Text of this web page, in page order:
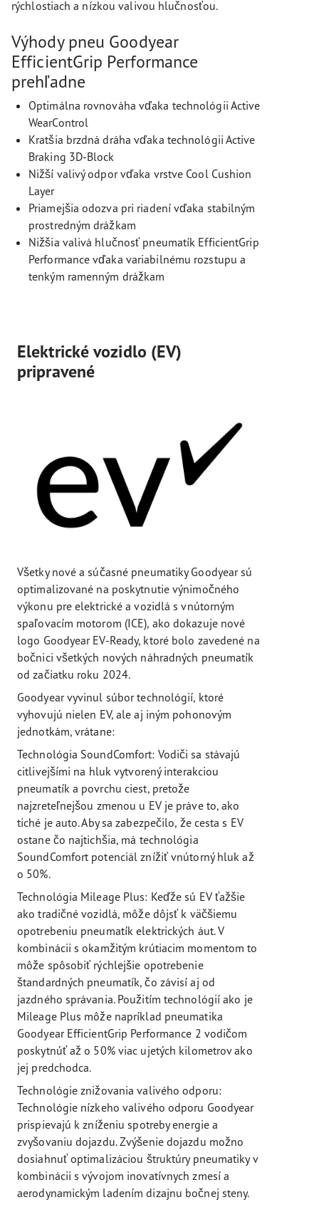
rýchlostiach a nízkou valivou hlučnosťou.
Výhody pneu Goodyear
EfficientGrip Performance
prehľadne
Optimálna rovnováha vďaka technológii Active
WearControl
Kratšia brzdná dráha vďaka technológii Active
Braking 3D-Block
Nižší valivý odpor vďaka vrstve Cool Cushion
Layer
Priamejšia odozva pri riadení vďaka stabilným
prostredným drážkam
Nižšia valivá hlučnosť pneumatík EfficientGrip
Performance vďaka variabilnému rozstupu a
tenkým ramenným drážkam
Elektrické vozidlo (EV)
pripravené
Všetky nové a súčasné pneumatiky Goodyear sú
optimalizované na poskytnutie výnimočného
výkonu pre elektrické a vozidlá s vnútorným
spaľovacím motorom (ICE), ako dokazuje nové
logo Goodyear EV-Ready, ktoré bolo zavedené na
bočnici všetkých nových náhradných pneumatík
od začiatku roku 2024.
Goodyear vyvinul súbor technológií, ktoré
vyhovujú nielen EV, ale aj iným pohonovým
jednotkám, vrátane:
Technológia SoundComfort: Vodiči sa stávajú
citlivejšími na hluk vytvorený interakciou
pneumatík a povrchu ciest, pretože
najzreteľnejšou zmenou u EV je práve to, ako
tiché je auto. Aby sa zabezpečilo, že cesta s EV
ostane čo najtichšia, má technológia
SoundComfort potenciál znížiť vnútorný hluk až
o 50%.
Technológia Mileage Plus: Keďže sú EV ťažšie
ako tradičné vozidlá, môže dôjsť k väčšiemu
opotrebeniu pneumatík elektrických áut. V
kombinácii s okamžitým krútiacim momentom to
môže spôsobiť rýchlejšie opotrebenie
štandardných pneumatík, čo závisí aj od
jazdného správania. Použitím technológií ako je
Mileage Plus môže napríklad pneumatika
Goodyear EfficientGrip Performance 2 vodičom
poskytnúť až o 50% viac ujetých kilometrov ako
jej predchodca.
Technológie znižovania valivého odporu:
Technológie nízkeho valivého odporu Goodyear
prispievajú k zníženiu spotreby energie a
zvyšovaniu dojazdu. Zvýšenie dojazdu možno
dosiahnuť optimalizáciou štruktúry pneumatiky v
kombinácii s vývojom inovatívnych zmesí a
aerodynamickým ladením dizajnu bočnej steny.